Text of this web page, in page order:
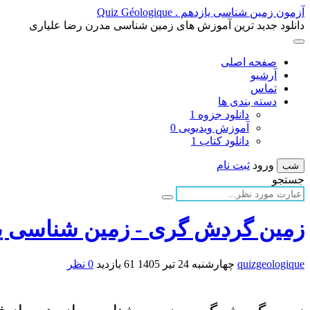
آزمون زمین شناسی یازدهم . Quiz Géologique
دانلود جدید ترین آموزش های زمین شناسی مدرن رضا علیاری
صفحه اصلی
آرشیو
تماس
دسته بندی ها
دانلود جزوه 1
آموزش ویدیویی 0
دانلود کتاب 1
شب ورود ثبت نام
جستجو
زمین گردش گری - زمین شناسی
quizgeologique چهارشنبه 24 تیر 1405 61 بازدید 0 نظر